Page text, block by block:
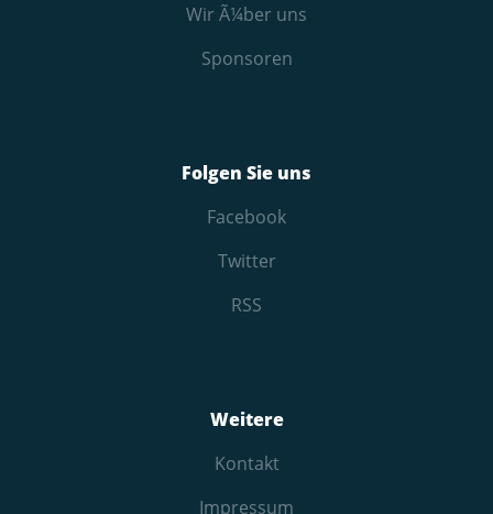
Wir Ã¼ber uns
Sponsoren
Folgen Sie uns
Facebook
Twitter
RSS
Weitere
Kontakt
Impressum